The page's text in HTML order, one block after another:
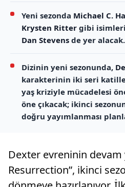
Yeni sezonda Michael C.
Krysten Ritter gibi
Dan Stevens de yer alacak.
Dizinin yeni sezonunda,
karakterinin iki seri katille
yaş kriziyle mücadelesi
öne çıkacak; ikinci
doğru yayımlanması
Dexter evreninin devam
Resurrection”, ikinci